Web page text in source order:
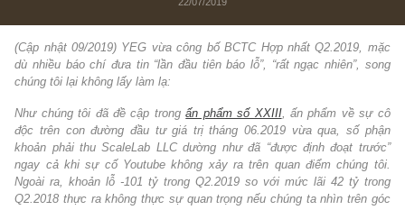
22/07/2019
(Cập nhật 09/2019) YEG vừa công bố BCTC Hợp nhất
dù nhiều báo chí đưa tin “lần đầu tiên báo lỗ”, “rất ngạc nhiên”,
chúng tôi lại không lấy làm lạ:
Như chúng tôi đã đề cập trong ấn phẩm số XXIII, ấn phẩm về
độc trên con đường đầu tư giá trị tháng 06.2019 vừa qua, số
khoản phải thu ScaleLab LLC dường như đã “được định đoạt